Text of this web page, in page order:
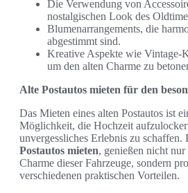
Die Verwendung von
nostalgischen Look des
Blumenarrangements, die
abgestimmt sind.
Kreative Aspekte wie Vintage-
um den alten Charme zu
Alte Postautos mieten für den
Das Mieten eines alten Postautos ist
Möglichkeit, die Hochzeit
unvergessliches Erlebnis zu schaffen.
Postautos mieten, genießen nicht nur
Charme dieser Fahrzeuge, sondern
verschiedenen praktischen Vorteilen.